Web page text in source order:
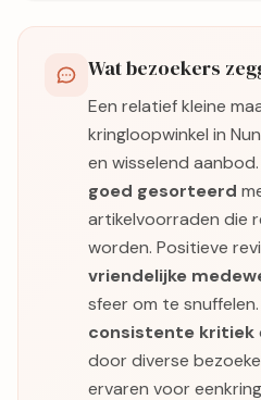
Wat bezoekers
Een relatief kleine
kringloopwinkel in
en wisselend
goed gesorteerd
artikelvoorraden die
worden. Positieve
vriendelijke
sfeer om te
consistente kritiek
door diverse
ervaren voor